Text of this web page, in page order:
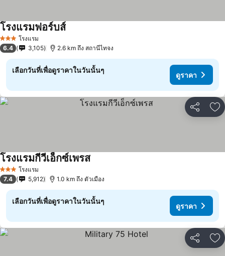
3 ดาว โรงแรม
โรงแรมฟอร์บส์
6.4 3,105 2.6 km ถึง สถานีไทจง
เลือกวันที่เพื่อดูราคาในวันนั้นๆ
ดูราคา
แชร์ เ
3 ดาว โรงแรม
โรงแรมกีวีเอ็กซ์เพรส
7.4 5,912 1.0 km ถึง ตัวเมือง
เลือกวันที่เพื่อดูราคาในวันนั้นๆ
ดูราคา
แชร์ เ